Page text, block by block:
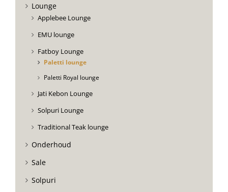
Lounge
Applebee Lounge
EMU lounge
Fatboy Lounge
Paletti lounge
Paletti Royal lounge
Jati Kebon Lounge
Solpuri Lounge
Traditional Teak lounge
Onderhoud
Sale
Solpuri